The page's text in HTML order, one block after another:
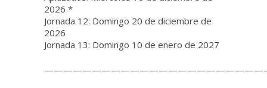
2026 *
Jornada 12: Domingo 20 de diciembre de
2026
Jornada 13: Domingo 10 de enero de 2027